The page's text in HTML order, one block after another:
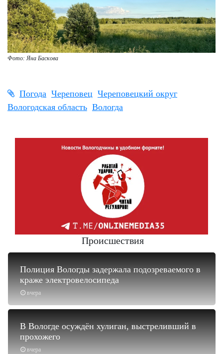
Фото: Яна Баскова
Погода Череповец Череповецкий округ
Вологодская область Вологда
Происшествия
вчера
Полиция Вологды задержала подозреваемого в
краже электровелосипеда
вчера
В Вологде осуждён хулиган, выстреливший в
прохожего